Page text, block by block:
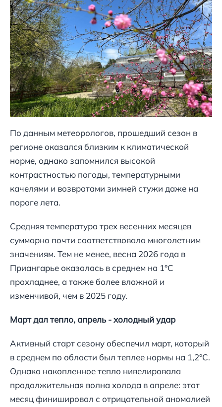
По данным метеорологов, прошедший сезон в
регионе оказался близким к климатической
норме, однако запомнился высокой
контрастностью погоды, температурными
качелями и возвратами зимней стужи даже на
пороге лета.
Средняя температура трех весенних месяцев
суммарно почти соответствовала многолетним
значениям. Тем не менее, весна 2026 года в
Приангарье оказалась в среднем на 1°С
прохладнее, а также более влажной и
изменчивой, чем в 2025 году.
Март дал тепло, апрель - холодный удар
Активный старт сезону обеспечил март, который
в среднем по области был теплее нормы на 1,2°С.
Однако накопленное тепло нивелировала
продолжительная волна холода в апреле: этот
месяц финишировал с отрицательной аномалией